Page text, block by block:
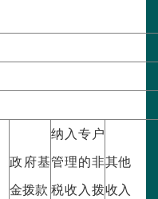
政府基
金拨款
纳入专户
管理的非
税收入拨
其他
收入